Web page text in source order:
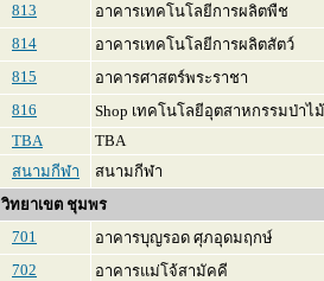
813
อาคารเทคโนโลยีการผลิตพืช
814
อาคารเทคโนโลยีการผลิตสัตว์
815
อาคารศาสตร์พระราชา
816
Shop เทคโนโลยีอุตสาหกรรมป่าไม้
TBA
TBA
สนามกีฬา
สนามกีฬา
วิทยาเขต ชุมพร
701
อาคารบุญรอด ศุภอุดมฤกษ์
702
อาคารแม่โจ้สามัคคี